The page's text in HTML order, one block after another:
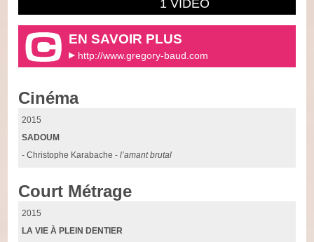
1 VIDEO
EN SAVOIR PLUS
http://www.gregory-baud.com
Cinéma
2015
SADOUM
- Christophe Karabache -l’amant brutal
Court Métrage
2015
LA VIE À PLEIN DENTIER